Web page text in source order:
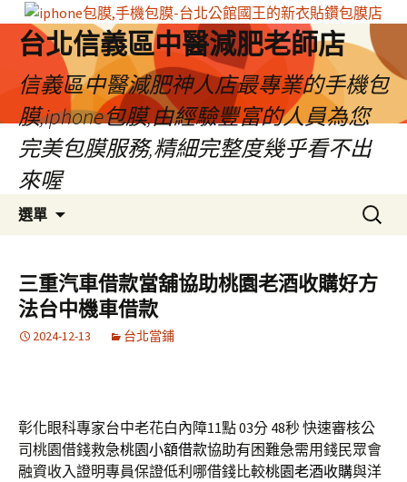
台北信義區中醫減肥老師店
信義區中醫減肥神人店最專業的手機包
膜,iphone包膜,由經驗豐富的人員為您
完美包膜服務,精細完整度幾乎看不出
來喔
選單
容
區
搜
尋
鍵
字:
三重汽車借款當舖協助桃園老酒收購好方
法台中機車借款
2024-12-13 台北當鋪
彰化眼科專家台中老花白內障11點 03分 48秒快速審核公
司桃園借錢救急桃園小額借款協助有困難急需用錢民眾會
融資收入證明專員保證低利哪借錢比較桃園老酒收購與洋